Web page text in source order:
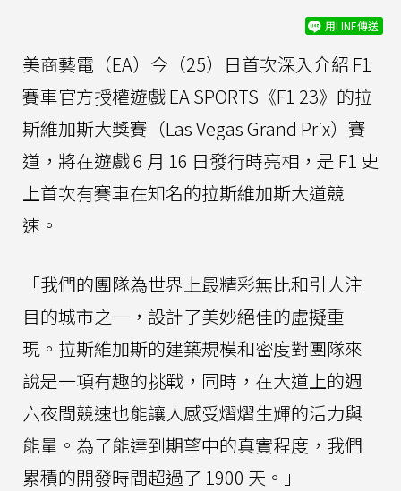
用LINE傳送
美商藝電（EA）今（25）日首次深入介紹 F1
賽車官方授權遊戲 EA SPORTS《F1 23》的拉
斯維加斯大獎賽（Las Vegas Grand Prix）賽
道，將在遊戲 6 月 16 日發行時亮相，是 F1 史
上首次有賽車在知名的拉斯維加斯大道競
速。
「我們的團隊為世界上最精彩無比和引人注
目的城市之一，設計了美妙絕佳的虛擬重
現。拉斯維加斯的建築規模和密度對團隊來
說是一項有趣的挑戰，同時，在大道上的週
六夜間競速也能讓人感受熠熠生輝的活力與
能量。為了能達到期望中的真實程度，我們
累積的開發時間超過了 1900 天。」